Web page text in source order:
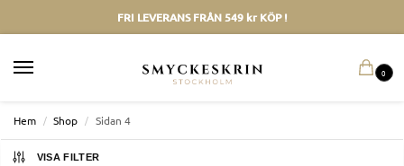
FRI LEVERANS FRÅN 549 kr KÖP !
0
Hem / Shop / Sidan 4
VISA FILTER